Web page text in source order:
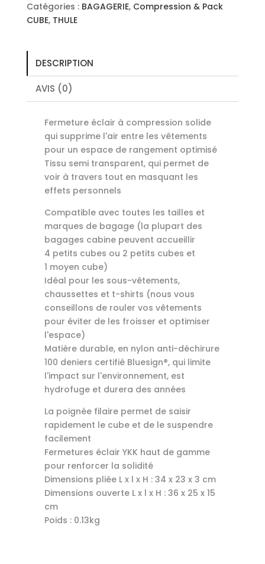
Catégories : BAGAGERIE, Compression & Pack
CUBE, THULE
DESCRIPTION
AVIS (0)
Fermeture éclair à compression solide
qui supprime l'air entre les vêtements
pour un espace de rangement optimisé
Tissu semi transparent, qui permet de
voir à travers tout en masquant les
effets personnels
Compatible avec toutes les tailles et
marques de bagage (la plupart des
bagages cabine peuvent accueillir
4 petits cubes ou 2 petits cubes et
1 moyen cube)
Idéal pour les sous-vêtements,
chaussettes et t-shirts (nous vous
conseillons de rouler vos vêtements
pour éviter de les froisser et optimiser
l'espace)
Matière durable, en nylon anti-déchirure
100 deniers certifié Bluesign®, qui limite
l'impact sur l'environnement, est
hydrofuge et durera des années
La poignée filaire permet de saisir
rapidement le cube et de le suspendre
facilement
Fermetures éclair YKK haut de gamme
pour renforcer la solidité
Dimensions pliée L x l x H : 34 x 23 x 3 cm
Dimensions ouverte L x l x H : 36 x 25 x 15
cm
Poids : 0.13kg